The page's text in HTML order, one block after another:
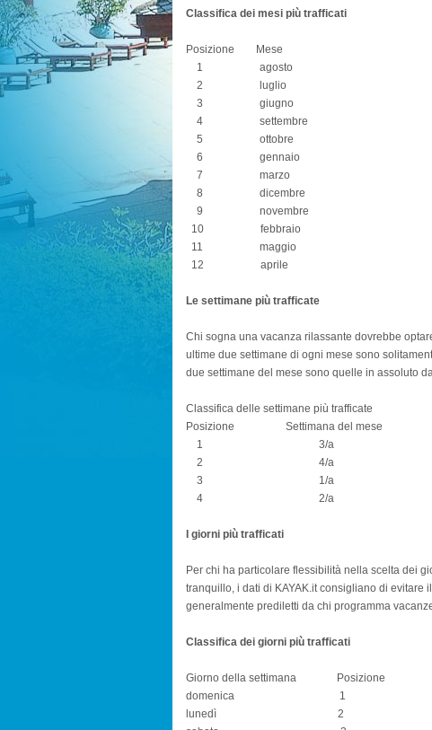
Classifica dei mesi più trafficati
Posizione Mese
1 agosto
2 luglio
3 giugno
4 settembre
5 ottobre
6 gennaio
7 marzo
8 dicembre
9 novembre
10 febbraio
11 maggio
12 aprile
Le settimane più trafficate
Chi sogna una vacanza rilassante dovrebbe
ultime due settimane di ogni mese sono
due settimane del mese sono quelle in assoluto
Classifica delle settimane più trafficate
Posizione Settimana del mese
1 3/a
2 4/a
3 1/a
4 2/a
I giorni più trafficati
Per chi ha particolare flessibilità nella scelta dei
tranquillo, i dati di KAYAK.it consigliano di
generalmente prediletti da chi programma
Classifica dei giorni più trafficati
Giorno della settimana Posizione
domenica 1
lunedì 2